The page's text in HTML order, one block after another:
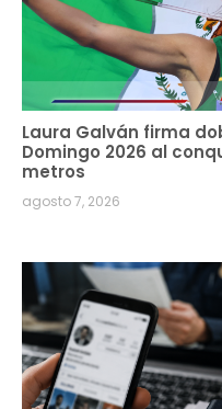
Laura Galván firma
Domingo 2026 al
metros
agosto 7, 2026